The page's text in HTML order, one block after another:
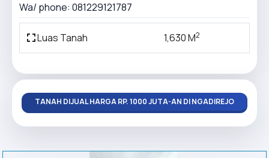
Wa/ phone: 081229121787
Luas Tanah 1,630 M2
TANAH DIJUAL HARGA RP. 1000 JUTA-AN DI NGADIREJO